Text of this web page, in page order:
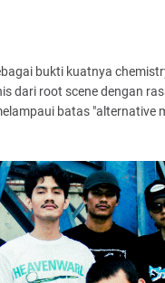
bukti kuatnya
dari root scene dengan
batas